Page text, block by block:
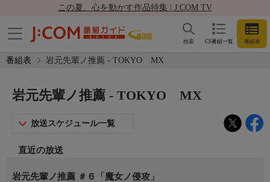
この夏、心を動かす作品特集 | J:COM TV
CS番組一覧 番組表
検索
番組表 岩元先輩ノ推薦 - TOKYO MX
岩元先輩ノ推薦 - TOKYO MX
放送スケジュール一覧
直近の放送
岩元先輩ノ推薦 ＃６「魔女ノ侵攻」